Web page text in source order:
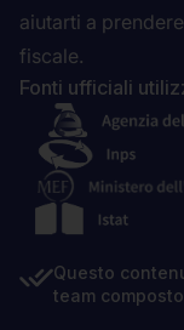
aiutarti a
fiscale.
Fonti ufficiali
Questo
team